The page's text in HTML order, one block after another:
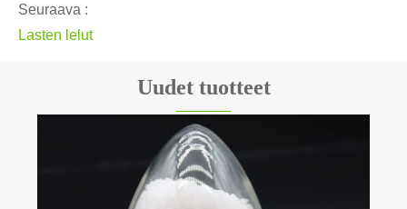
Seuraava :
Lasten lelut
Uudet tuotteet